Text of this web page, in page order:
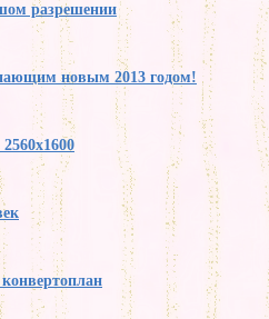
разрешении
новым 2013 годом!